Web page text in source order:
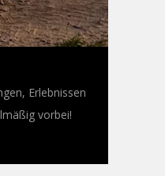
Erlebnissen
vorbei!